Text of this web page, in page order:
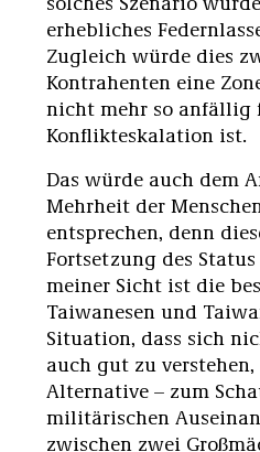
erhebliches
Zugleich würde dies
Kontrahenten eine
nicht mehr so anfällig
Konflikteskalation ist.
Das würde auch dem
Mehrheit der
entsprechen, denn
Fortsetzung des
meiner Sicht ist die
Taiwanesen und
Situation, dass sich
auch gut zu
Alternative – zum
militärischen
zwischen zwei